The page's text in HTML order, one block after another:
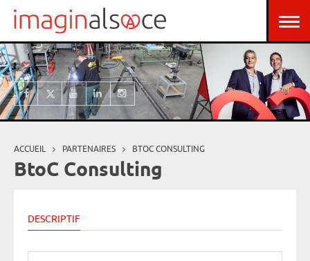
Aller au contenu principal
Vous êtes ici
ACCUEIL PARTENAIRES BTOC CONSULTING
BtoC Consulting
DESCRIPTIF
Panneau de gestion des cookies